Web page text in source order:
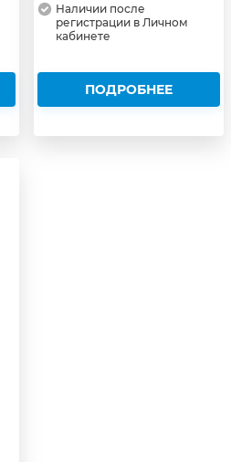
Наличии после
регистрации в Личном
кабинете
ПОДРОБНЕЕ